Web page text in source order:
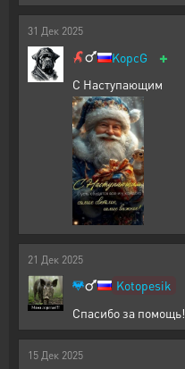
31 Дек 2025
KopcG +
С Наступающим
21 Дек 2025
Kotopesik
Спасибо за помощь!
15 Дек 2025